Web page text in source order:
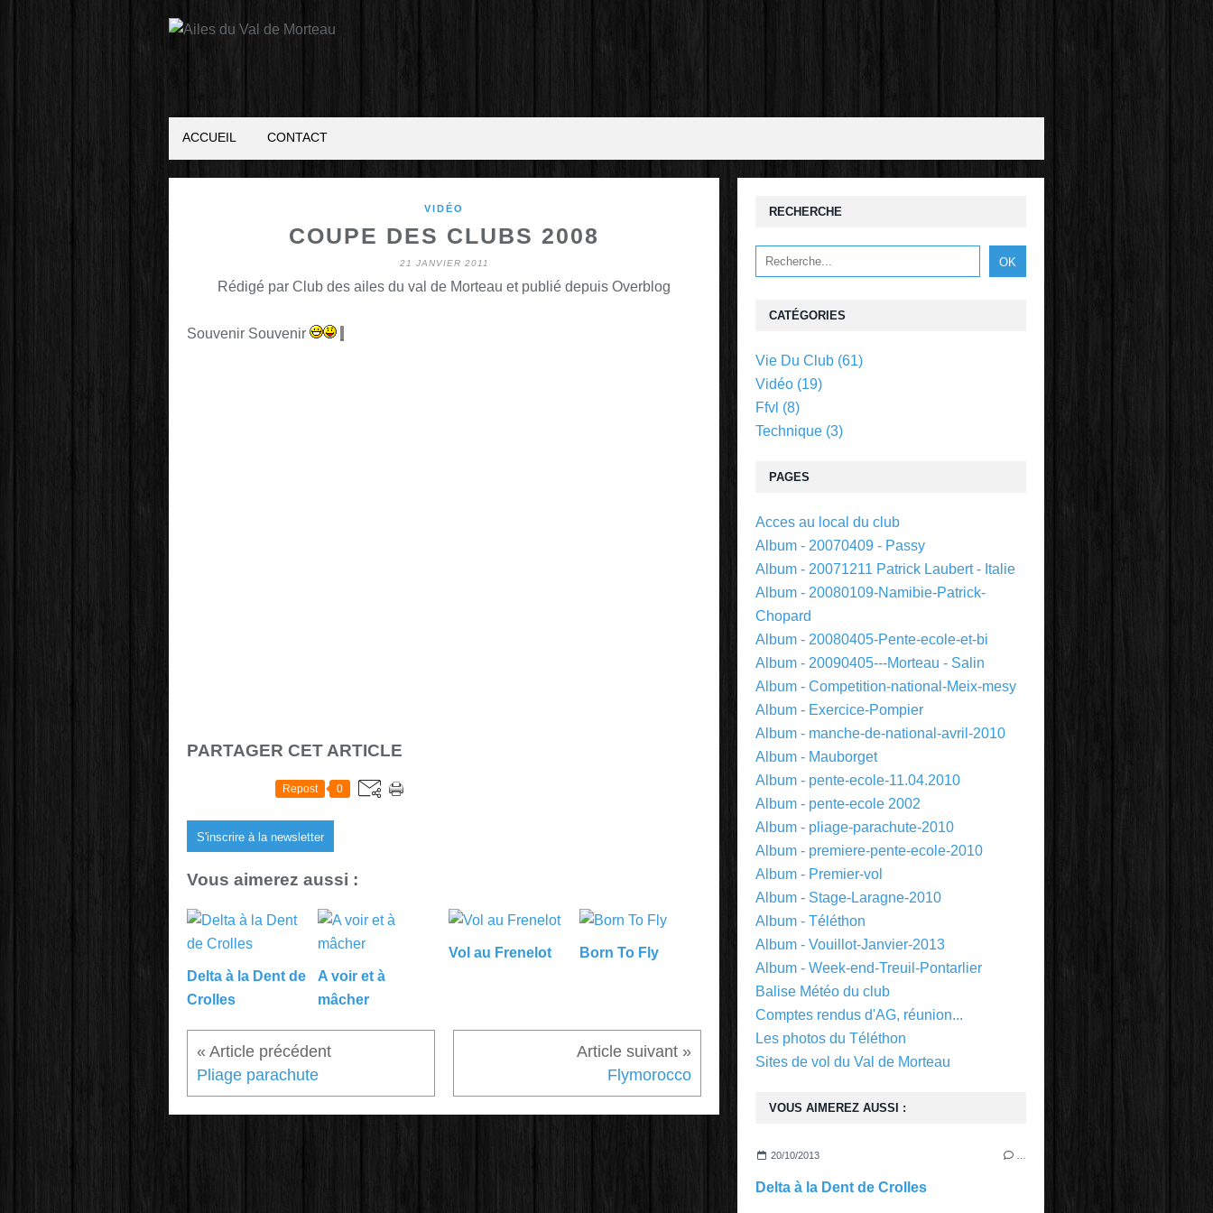
ACCUEIL CONTACT
VIDÉO
COUPE DES CLUBS 2008
21 JANVIER 2011
Rédigé par Club des ailes du val de Morteau et publié depuis Overblog
Souvenir Souvenir
PARTAGER CET ARTICLE
Repost 0
S'inscrire à la newsletter
Vous aimerez aussi :
Delta à la Dent de
Crolles
A voir et à
mâcher
Vol au Frenelot Born To Fly
Pliage parachute Flymorocco
RECHERCHE
VOUS AIMEREZ AUSSI :
20/10/2013
Delta à la Dent de Crolles
PAGES
Acces au local du club
Album - 20070409 - Passy
Album - 20071211 Patrick Laubert - Italie
Album - 20080109-Namibie-Patrick-
Chopard
Album - 20080405-Pente-ecole-et-bi
Album - 20090405---Morteau - Salin
Album - Competition-national-Meix-mesy
Album - Exercice-Pompier
Album - manche-de-national-avril-2010
Album - Mauborget
Album - pente-ecole-11.04.2010
Album - pente-ecole 2002
Album - pliage-parachute-2010
Album - premiere-pente-ecole-2010
Album - Premier-vol
Album - Stage-Laragne-2010
Album - Téléthon
Album - Vouillot-Janvier-2013
Album - Week-end-Treuil-Pontarlier
Balise Météo du club
Comptes rendus d'AG, réunion...
Les photos du Téléthon
Sites de vol du Val de Morteau
CATÉGORIES
Vie Du Club (61)
Vidéo (19)
Ffvl (8)
Technique (3)